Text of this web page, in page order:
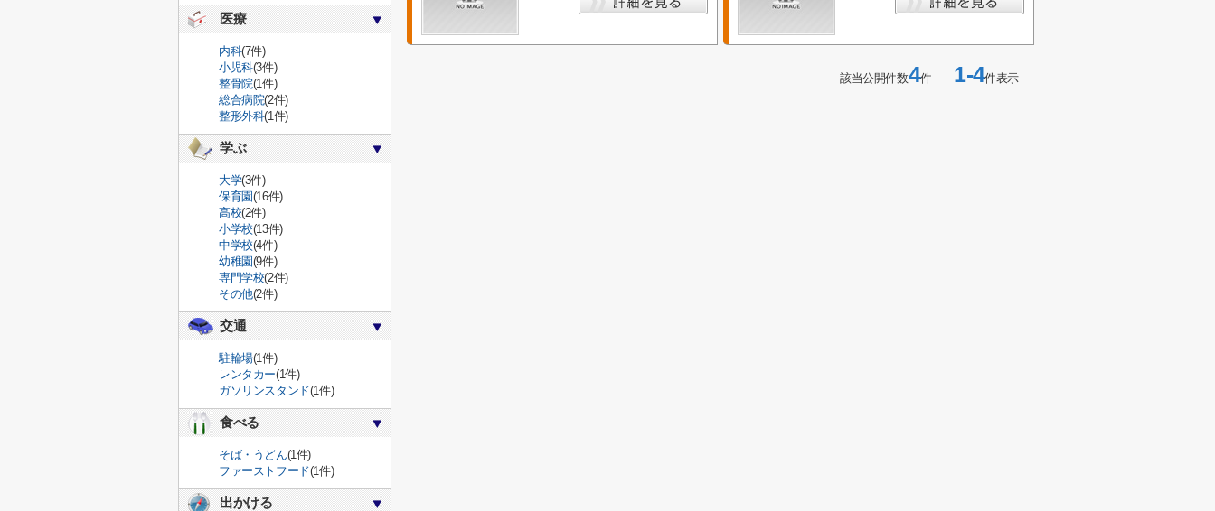
該当公開件数4件1-4件表示
医療
内科(7件)
小児科(3件)
整骨院(1件)
総合病院(2件)
整形外科(1件)
学ぶ
大学(3件)
保育園(16件)
高校(2件)
小学校(13件)
中学校(4件)
幼稚園(9件)
専門学校(2件)
その他(2件)
交通
駐輪場(1件)
レンタカー(1件)
ガソリンスタンド(1件)
食べる
そば・うどん(1件)
ファーストフード(1件)
出かける